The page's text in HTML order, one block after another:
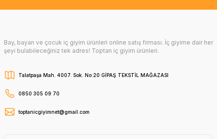
Bay, bayan ve çocuk iç giyim ürünleri online satış firması. İç giyime dair her
şeyi bulabileceğiniz tek adres! Toptan iç giyim ürünleri.
Talatpaşa Mah. 4007. Sok. No:20 GİPAŞ TEKSTİL MAĞAZASI
0850 305 09 70
toptanicgiyimnet@gmail.com